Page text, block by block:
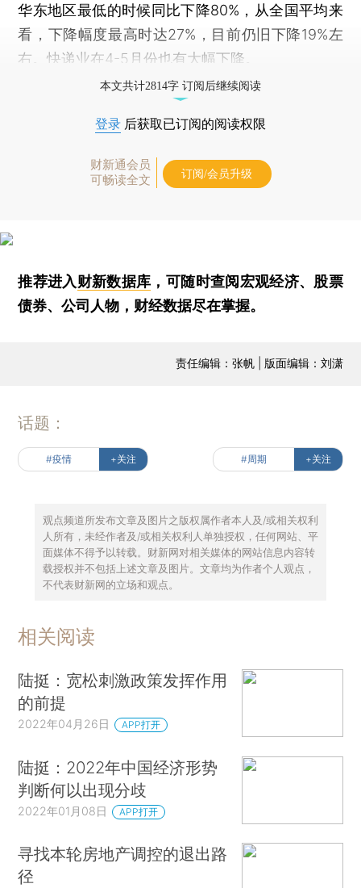
华东地区最低的时候同比下降80%，从全国平均来
看，下降幅度最高时达27%，目前仍旧下降19%左
右。快递业在4-5月份也有大幅下降。
本文共计2814字 订阅后继续阅读
登录 后获取已订阅的阅读权限
财新通会员
可畅读全文
订阅/会员升级
推荐进入财新数据库 ，可随时查阅宏观经济、股票
债券、公司人物，财经数据尽在掌握。
责任编辑：张帆 | 版面编辑：刘潇
话题：
#疫情 +关注 #周期 +关注
观点频道所发布文章及图片之版权属作者本人及/或相关权利
人所有，未经作者及/或相关权利人单独授权，任何网站、平
面媒体不得予以转载。财新网对相关媒体的网站信息内容转
载授权并不包括上述文章及图片。文章均为作者个人观点，
不代表财新网的立场和观点。
相关阅读
陆挺：宽松刺激政策发挥作用
的前提
2022年04月26日 APP打开
陆挺：2022年中国经济形势
判断何以出现分歧
2022年01月08日 APP打开
寻找本轮房地产调控的退出路
径